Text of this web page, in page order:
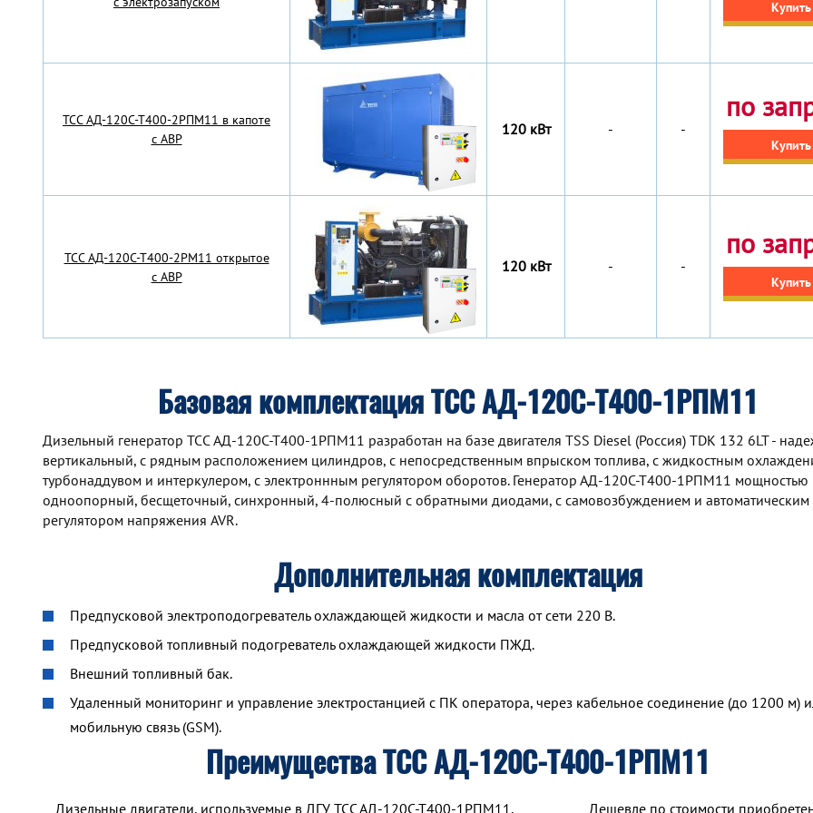
Купить
TCC АД-120С-Т400-2РПМ11 в капоте
с АВР
120 кВт - -
по
Купить
TCC АД-120С-Т400-2РМ11 открытое
с АВР
120 кВт - -
по
Купить
Базовая комплектация ТСС АД-120С-Т400-1РПМ11
Дизельный генератор TCC АД-120С-Т400-1РПМ11 разработан на базе двигателя TSS Diesel (Россия) TDK 132 6LT -
вертикальный, с рядным расположением цилиндров, с непосредственным впрыском топлива, с жидкостным
турбонаддувом и интеркулером, с электроннным регулятором оборотов. Генератор АД-120С-Т400-1РПМ11 мощностью
одноопорный, бесщеточный, синхронный, 4-полюсный с обратными диодами, с самовозбуждением и автоматическим
регулятором напряжения AVR.
Дополнительная комплектация
Предпусковой электроподогреватель охлаждающей жидкости и масла от сети 220 В.
Предпусковой топливный подогреватель охлаждающей жидкости ПЖД.
Внешний топливный бак.
Удаленный мониторинг и управление электростанцией с ПК оператора, через кабельное соединение (до 1200 м)
мобильную связь (GSM).
Преимущества ТСС АД-120С-Т400-1РПМ11
Дизельные двигатели, используемые в ДГУ ТСС АД-120С-Т400-1РПМ11, Дешевле по стоимости